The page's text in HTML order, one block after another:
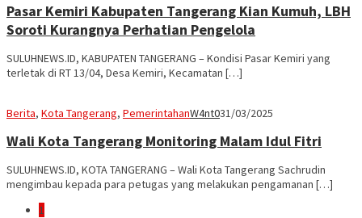
Pasar Kemiri Kabupaten Tangerang Kian Kumuh, LBH
Soroti Kurangnya Perhatian Pengelola
SULUHNEWS.ID, KABUPATEN TANGERANG – Kondisi Pasar Kemiri yang
terletak di RT 13/04, Desa Kemiri, Kecamatan […]
Berita, Kota Tangerang, PemerintahanW4nt031/03/2025
Wali Kota Tangerang Monitoring Malam Idul Fitri
SULUHNEWS.ID, KOTA TANGERANG – Wali Kota Tangerang Sachrudin
mengimbau kepada para petugas yang melakukan pengamanan […]
1